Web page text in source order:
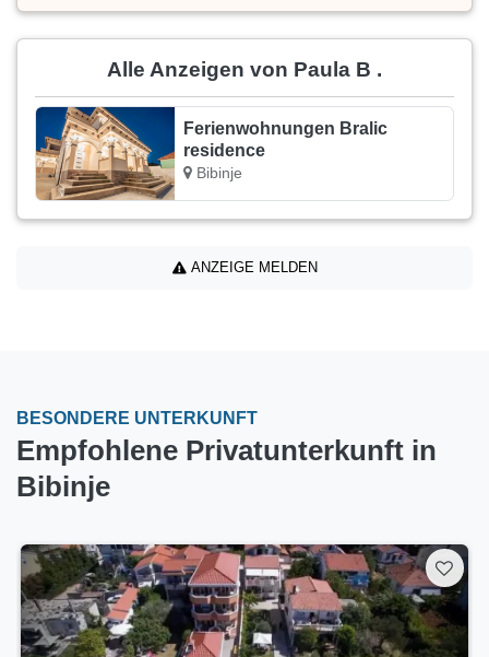
Alle Anzeigen von Paula B .
Ferienwohnungen Bralic
residence
Bibinje
ANZEIGE MELDEN
BESONDERE UNTERKUNFT
Empfohlene Privatunterkunft in
Bibinje